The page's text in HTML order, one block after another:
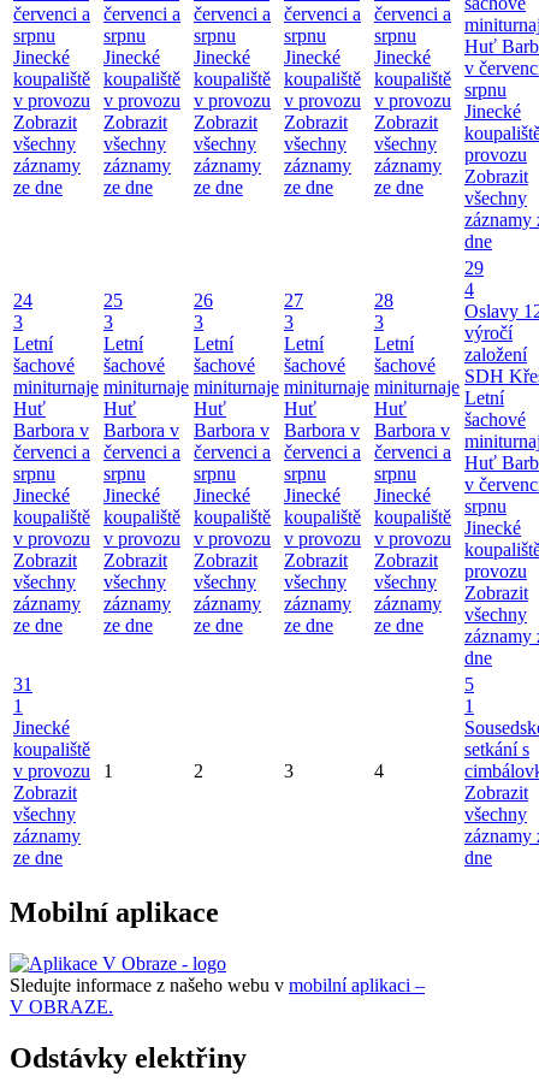
červenci a
srpnu
Jinecké
koupaliště
v provozu
Zobrazit
všechny
záznamy
ze dne
červenci a
srpnu
Jinecké
koupaliště
v provozu
Zobrazit
všechny
záznamy
ze dne
červenci a
srpnu
Jinecké
koupaliště
v provozu
Zobrazit
všechny
záznamy
ze dne
červenci a
srpnu
Jinecké
koupaliště
v provozu
Zobrazit
všechny
záznamy
ze dne
červenci a
srpnu
Jinecké
koupaliště
v provozu
Zobrazit
všechny
záznamy
ze dne
Huť
v
srpnu
Jinecké
provozu
Zobrazit
všechny
záznamy
dne
24
3
Letní
šachové
miniturnaje
Huť
Barbora v
červenci a
srpnu
Jinecké
koupaliště
v provozu
Zobrazit
všechny
záznamy
ze dne
25
3
Letní
šachové
miniturnaje
Huť
Barbora v
červenci a
srpnu
Jinecké
koupaliště
v provozu
Zobrazit
všechny
záznamy
ze dne
26
3
Letní
šachové
miniturnaje
Huť
Barbora v
červenci a
srpnu
Jinecké
koupaliště
v provozu
Zobrazit
všechny
záznamy
ze dne
27
3
Letní
šachové
miniturnaje
Huť
Barbora v
červenci a
srpnu
Jinecké
koupaliště
v provozu
Zobrazit
všechny
záznamy
ze dne
28
3
Letní
šachové
miniturnaje
Huť
Barbora v
červenci a
srpnu
Jinecké
koupaliště
v provozu
Zobrazit
všechny
záznamy
ze dne
29
4
Oslavy
výročí
založení
SDH
Letní
šachové
Huť
v
srpnu
Jinecké
provozu
Zobrazit
všechny
záznamy
dne
31
1
Jinecké
koupaliště
v provozu
Zobrazit
všechny
záznamy
ze dne
1 2 3 4
5
1
setkání s
Zobrazit
všechny
záznamy
dne
Mobilní aplikace
Sledujte informace z našeho webu v mobilní aplikaci –
V OBRAZE.
Odstávky elektřiny